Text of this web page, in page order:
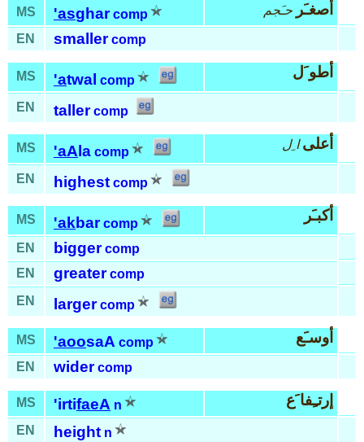
MS 'asghar comp أصغـَر حـَجم
EN smaller comp
MS 'atwal comp أطو َل
EN taller comp
MS 'aA la comp أعلى ا ِل
EN highest comp
MS 'akbar comp أكبـَر
EN bigger comp
EN
greater comp
EN
larger comp
MS 'aoosaA comp أوسـَع
EN wider comp
MS 'irtifaeA n إرتـِفا َع
EN height n